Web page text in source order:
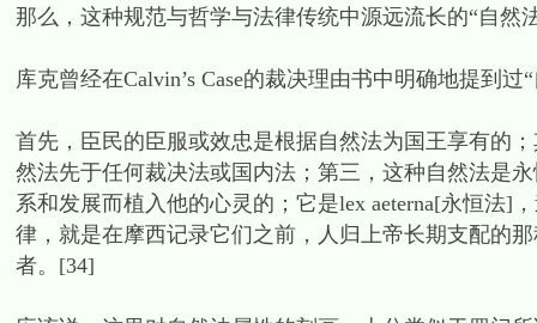
那么，这种规范与哲学与法律传统中源远流长的“自然
库克曾经在Calvin’s Case的裁决理由书中明确地提到过
首先，臣民的臣服或效忠是根据自然法为国王享有的
然法先于任何裁决法或国内法；第三，这种自然法是
系和发展而植入他的心灵的；它是lex aeterna[永恒法]
律，就是在摩西记录它们之前，人归上帝长期支配的
者。[34]